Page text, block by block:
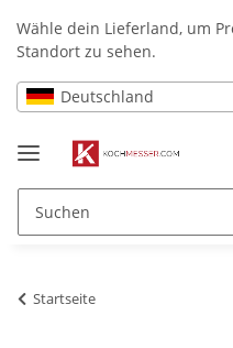
Wähle dein Lieferland, um
Standort zu sehen.
Deutschland
Startseite